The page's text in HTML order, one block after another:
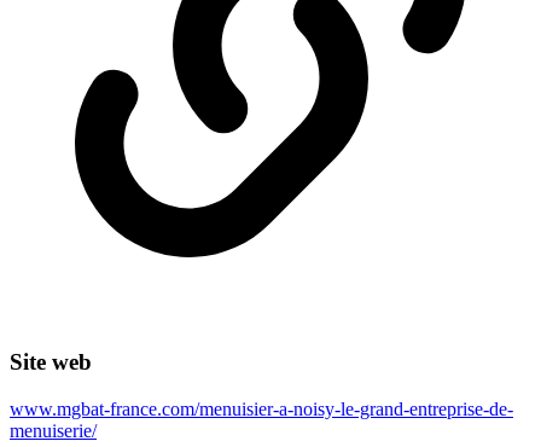
Site web
www.mgbat-france.com/menuisier-a-noisy-le-grand-entreprise-de-
menuiserie/